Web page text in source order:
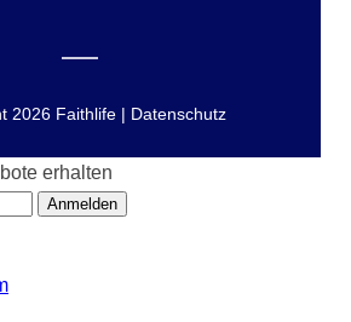
2026 Faithlife | Datenschutz